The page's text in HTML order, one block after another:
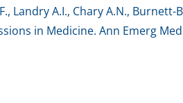
Landry A.I., Chary A.N., Burnett-
in Medicine. Ann Emerg